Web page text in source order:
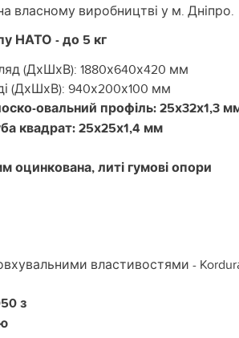
власному виробництві у м. Дніпро.
НАТО - до 5 кг
(ДхШхВ): 1880х640х420 мм
(ДхШхВ): 940х200х100 мм
овальний профіль: 25х32х1,3
квадрат: 25х25х1,4 мм
оцинкована, литі гумові опори
властивостями -
з